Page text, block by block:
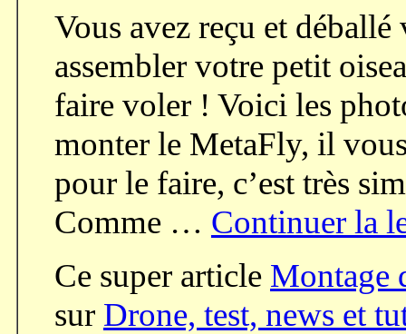
Vous avez reçu et
assembler votre petit
faire voler ! Voici les
monter le MetaFly, il
pour le faire, c’est très
Comme … Continuer la
Ce super article Montage
sur Drone, test, news et